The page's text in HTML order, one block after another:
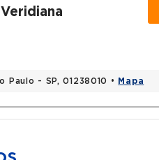
Paulo - SP, 01238010 • Mapa